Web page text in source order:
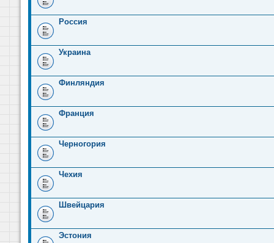
Россия
Украина
Финляндия
Франция
Черногория
Чехия
Швейцария
Эстония